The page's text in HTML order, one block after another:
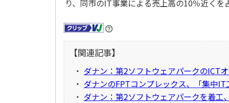
り、同市のIT事業による売上高の10％近くを
【関連記事】
・ ダナン：第2ソフトウェアパークのICT
・ ダナンのFPTコンプレックス、「集中
・ ダナン：第2ソフトウェアパークを着工